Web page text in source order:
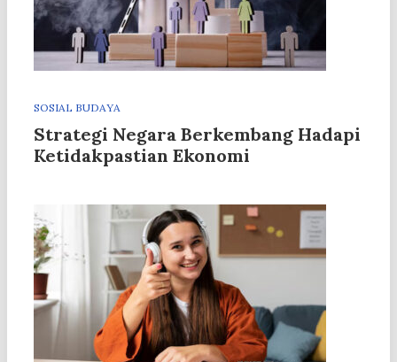
SOSIAL BUDAYA
Strategi Negara Berkembang Hadapi
Ketidakpastian Ekonomi